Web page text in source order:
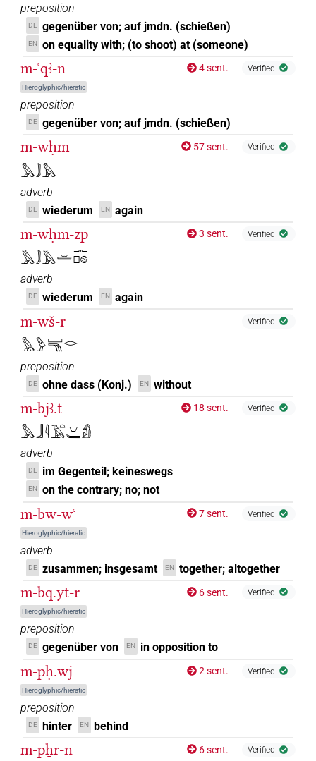
preposition
DE gegenüber von; auf jmdn. (schießen)
EN on equality with; (to shoot) at (someone)
m-ꜥqꜣ-n
Hieroglyphic/hieratic
4 sent. Verified
preposition
DE gegenüber von; auf jmdn. (schießen)
m-wḥm
𓅓𓄙𓅓
57 sent. Verified
adverb
DE wiederum EN again
m-wḥm-zp
𓅓𓄙𓅓𓏛𓊃𓊪𓊗
3 sent. Verified
adverb
DE wiederum EN again
m-wš-r
𓅓𓅱𓈙𓁸𓂋
Verified
preposition
DE ohne dass (Konj.) EN without
m-bjꜣ.t
𓅓𓃀𓇋𓄿𓏏𓎺𓄑𓀁
18 sent. Verified
adverb
DE im Gegenteil; keineswegs
EN on the contrary; no; not
m-bw-wꜥ
Hieroglyphic/hieratic
7 sent. Verified
adverb
DE zusammen; insgesamt EN together; altogether
m-bq.yt-r
Hieroglyphic/hieratic
6 sent. Verified
preposition
DE gegenüber von EN in opposition to
m-pḥ.wj
Hieroglyphic/hieratic
2 sent. Verified
preposition
DE hinter EN behind
m-pẖr-n 6 sent. Verified